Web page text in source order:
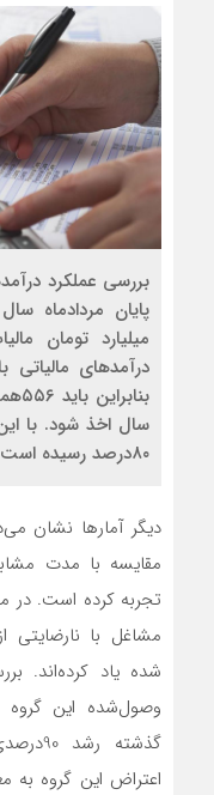
بررسی عملکرد
میلیارد تومان
سال اخذ شود. با
۸۰درصد رسیده است.
دیگر آمارها نشان
تجربه کرده است. در
مشاغل با نارضایتی
شده یاد کرده‌اند.
وصول‌شده این
اعتراض این گروه به